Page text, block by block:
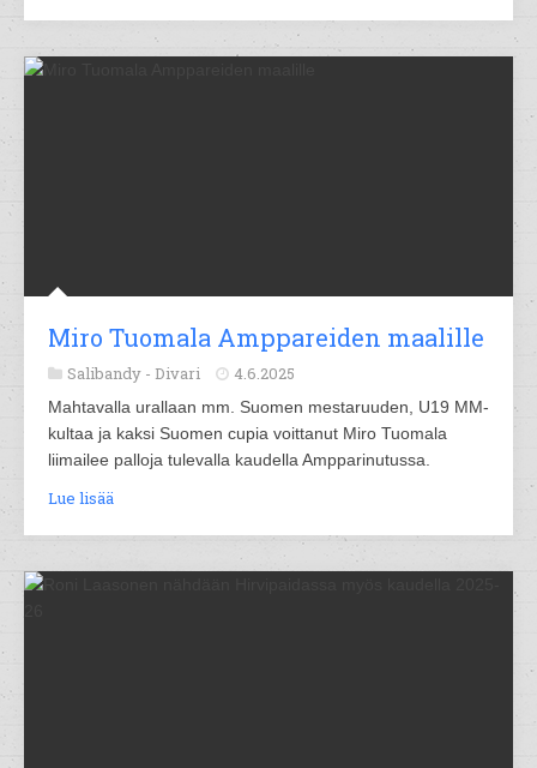
Miro Tuomala Amppareiden maalille
Salibandy - Divari 4.6.2025
Mahtavalla urallaan mm. Suomen mestaruuden, U19 MM-
kultaa ja kaksi Suomen cupia voittanut Miro Tuomala
liimailee palloja tulevalla kaudella Ampparinutussa.
Lue lisää